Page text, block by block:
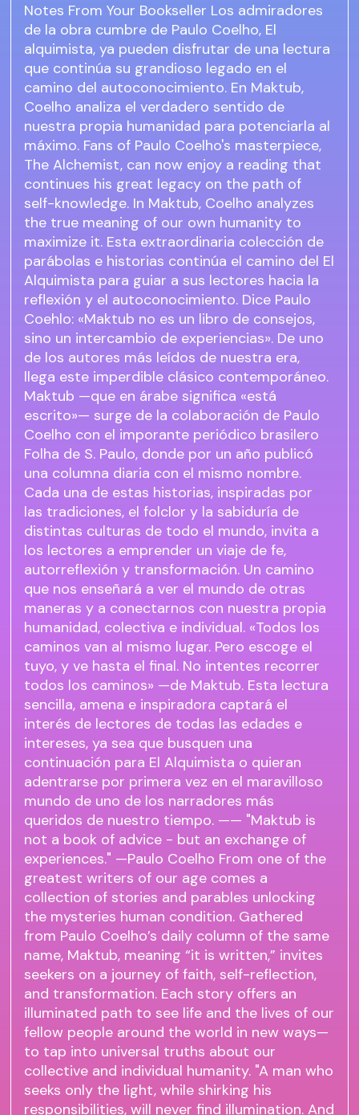
Notes From Your Bookseller Los admiradores
de la obra cumbre de Paulo Coelho, El
alquimista, ya pueden disfrutar de una lectura
que continúa su grandioso legado en el
camino del autoconocimiento. En Maktub,
Coelho analiza el verdadero sentido de
nuestra propia humanidad para potenciarla al
máximo. Fans of Paulo Coelho's masterpiece,
The Alchemist, can now enjoy a reading that
continues his great legacy on the path of
self-knowledge. In Maktub, Coelho analyzes
the true meaning of our own humanity to
maximize it. Esta extraordinaria colección de
parábolas e historias continúa el camino del El
Alquimista para guiar a sus lectores hacia la
reflexión y el autoconocimiento. Dice Paulo
Coehlo: «Maktub no es un libro de consejos,
sino un intercambio de experiencias». De uno
de los autores más leídos de nuestra era,
llega este imperdible clásico contemporáneo.
Maktub —que en árabe significa «está
escrito»— surge de la colaboración de Paulo
Coelho con el imporante periódico brasilero
Folha de S. Paulo, donde por un año publicó
una columna diaria con el mismo nombre.
Cada una de estas historias, inspiradas por
las tradiciones, el folclor y la sabiduría de
distintas culturas de todo el mundo, invita a
los lectores a emprender un viaje de fe,
autorreflexión y transformación. Un camino
que nos enseñará a ver el mundo de otras
maneras y a conectarnos con nuestra propia
humanidad, colectiva e individual. «Todos los
caminos van al mismo lugar. Pero escoge el
tuyo, y ve hasta el final. No intentes recorrer
todos los caminos» —de Maktub. Esta lectura
sencilla, amena e inspiradora captará el
interés de lectores de todas las edades e
intereses, ya sea que busquen una
continuación para El Alquimista o quieran
adentrarse por primera vez en el maravilloso
mundo de uno de los narradores más
queridos de nuestro tiempo. —— "Maktub is
not a book of advice - but an exchange of
experiences." —Paulo Coelho From one of the
greatest writers of our age comes a
collection of stories and parables unlocking
the mysteries human condition. Gathered
from Paulo Coelho’s daily column of the same
name, Maktub, meaning “it is written,” invites
seekers on a journey of faith, self-reflection,
and transformation. Each story offers an
illuminated path to see life and the lives of our
fellow people around the world in new ways—
to tap into universal truths about our
collective and individual humanity. "A man who
seeks only the light, while shirking his
responsibilities, will never find illumination. And